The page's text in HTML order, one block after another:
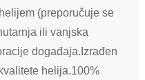
(preporučuje se
ili vanjska
događaja.Izrađen
helija.100%